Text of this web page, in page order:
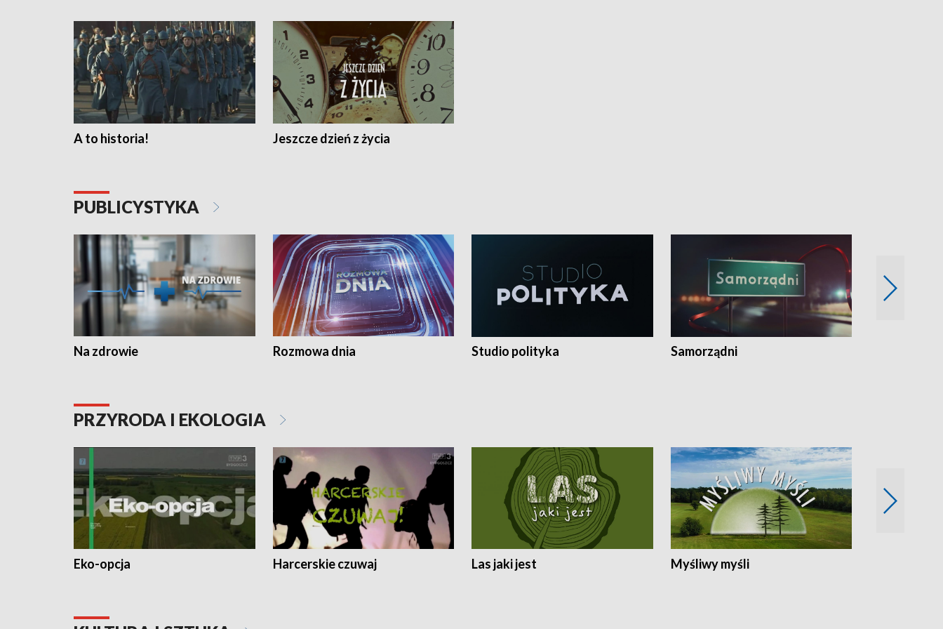
A to historia! Jeszcze dzień z życia
PUBLICYSTYKA
Na zdrowie Rozmowa dnia Studio polityka Samorządni
PRZYRODA I EKOLOGIA
Eko-opcja Harcerskie czuwaj Las jaki jest Myśliwy myśli